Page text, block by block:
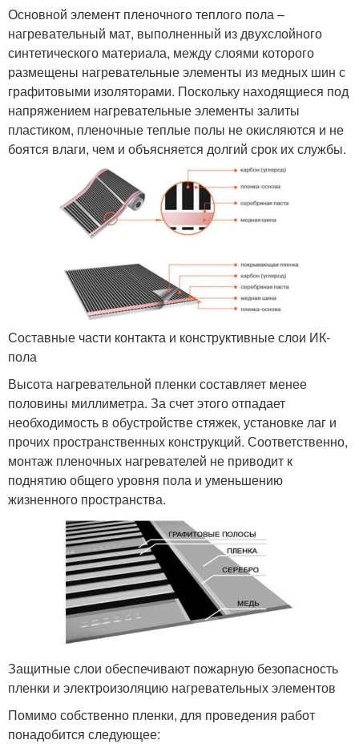
Основной элемент пленочного теплого пола –
нагревательный мат, выполненный из двухслойного
синтетического материала, между слоями которого
размещены нагревательные элементы из медных шин с
графитовыми изоляторами. Поскольку находящиеся под
напряжением нагревательные элементы залиты
пластиком, пленочные теплые полы не окисляются и не
боятся влаги, чем и объясняется долгий срок их службы.
Составные части контакта и конструктивные слои ИК-
пола
Высота нагревательной пленки составляет менее
половины миллиметра. За счет этого отпадает
необходимость в обустройстве стяжек, установке лаг и
прочих пространственных конструкций. Соответственно,
монтаж пленочных нагревателей не приводит к
поднятию общего уровня пола и уменьшению
жизненного пространства.
Защитные слои обеспечивают пожарную безопасность
пленки и электроизоляцию нагревательных элементов
Помимо собственно пленки, для проведения работ
понадобится следующее: